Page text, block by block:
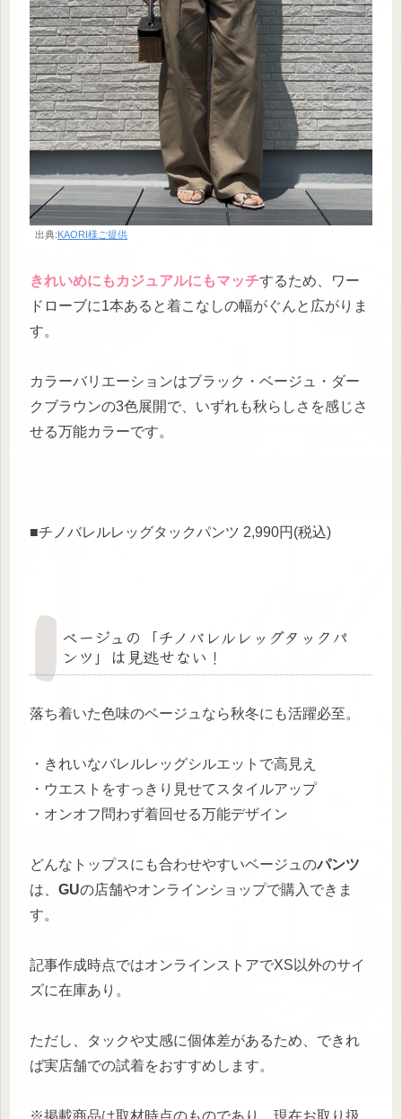
出典:KAORI様ご提供
きれいめにもカジュアルにもマッチするため、ワー
ドローブに1本あると着こなしの幅がぐんと広がりま
す。
カラーバリエーションはブラック・ベージュ・ダー
クブラウンの3色展開で、いずれも秋らしさを感じさ
せる万能カラーです。
■チノバレルレッグタックパンツ 2,990円(税込)
ベージュの「チノバレルレッグタックパ
ンツ」は見逃せない！
落ち着いた色味のベージュなら秋冬にも活躍必至。
・きれいなバレルレッグシルエットで高見え
・ウエストをすっきり見せてスタイルアップ
・オンオフ問わず着回せる万能デザイン
どんなトップスにも合わせやすいベージュのパンツ
は、 GUの店舗やオンラインショップで購入できま
す。
記事作成時点ではオンラインストアでXS以外のサイ
ズに在庫あり。
ただし、タックや丈感に個体差があるため、できれ
ば実店舗での試着をおすすめします。